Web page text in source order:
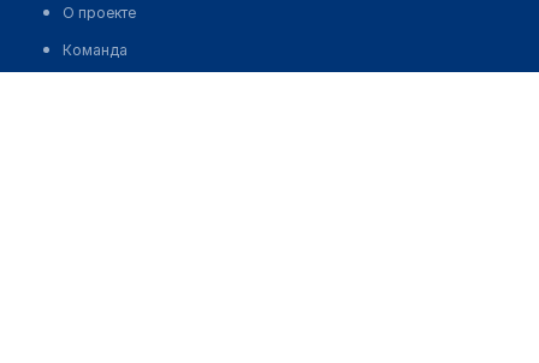
О проекте
Команда